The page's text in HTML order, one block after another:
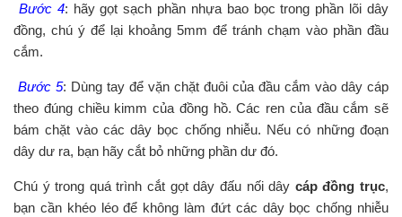
Bước 4: hãy gọt sạch phần nhựa bao bọc trong phần lõi dây
đồng, chú ý để lại khoảng 5mm để tránh chạm vào phần đầu
cắm.
Bước 5: Dùng tay để vặn chặt đuôi của đầu cắm vào dây cáp
theo đúng chiều kimm của đồng hồ. Các ren của đầu cắm sẽ
bám chặt vào các dây bọc chống nhiễu. Nếu có những đoạn
dây dư ra, bạn hãy cắt bỏ những phần dư đó.
Chú ý trong quá trình cắt gọt dây đấu nối dây cáp đồng trục,
bạn cần khéo léo để không làm đứt các dây bọc chống nhiễu